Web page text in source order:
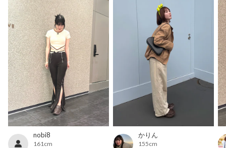
nobi8
161cm
かりん
155cm